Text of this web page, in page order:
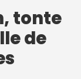
tonte
de